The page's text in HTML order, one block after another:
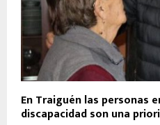
En Traiguén las personas
discapacidad son una